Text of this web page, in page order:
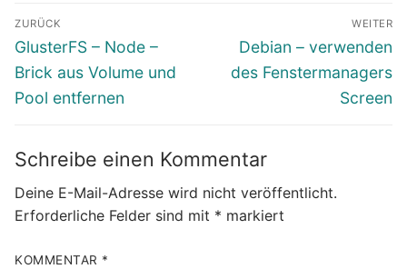
Beitragsnavigation
ZURÜCK
Vorheriger
Beitrag:
GlusterFS – Node –
Brick aus Volume und
Pool entfernen
WEITER
Nächster
Beitrag:
Debian – verwenden
des Fenstermanagers
Screen
Schreibe einen Kommentar
Deine E-Mail-Adresse wird nicht veröffentlicht.
Erforderliche Felder sind mit * markiert
KOMMENTAR *